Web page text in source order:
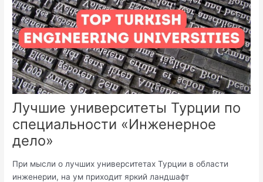
Лучшие университеты Турции по
специальности «Инженерное
дело»
При мысли о лучших университетах Турции в области
инженерии, на ум приходит яркий ландшафт